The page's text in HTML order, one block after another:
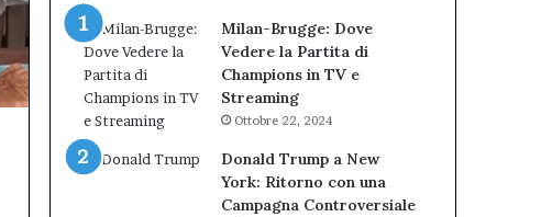
Milan-Brugge: Dove
Vedere la Partita di
Champions in TV e
Streaming
Ottobre 22, 2024
Donald Trump a New
York: Ritorno con una
Campagna Controversiale